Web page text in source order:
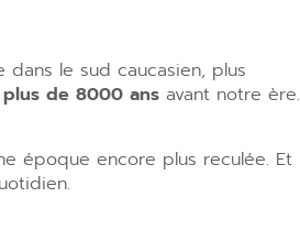
le sud caucasien, plus
de 8000 ansavant notre ère.
époque encore plus reculée. Et